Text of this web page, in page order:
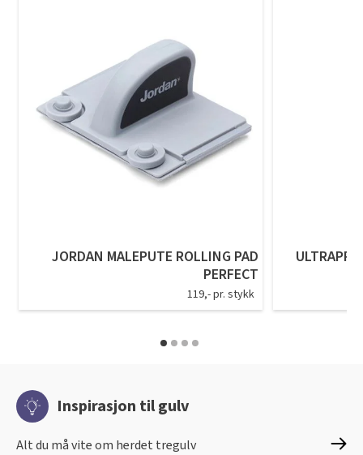
JORDAN MALEPUTE ROLLING PAD
PERFECT
119,- pr. stykk
Inspirasjon til gulv
Alt du må vite om herdet tregulv